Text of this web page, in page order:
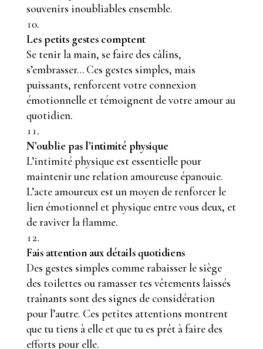
souvenirs inoubliables ensemble.
Les petits gestes comptent
Se tenir la main, se faire des câlins,
s’embrasser… Ces gestes simples, mais
puissants, renforcent votre connexion
émotionnelle et témoignent de votre amour au
quotidien.
N’oublie pas l’intimité physique
L’intimité physique est essentielle pour
maintenir une relation amoureuse épanouie.
L’acte amoureux est un moyen de renforcer le
lien émotionnel et physique entre vous deux, et
de raviver la flamme.
Fais attention aux détails quotidiens
Des gestes simples comme rabaisser le siège
des toilettes ou ramasser tes vêtements laissés
traînants sont des signes de considération
pour l’autre. Ces petites attentions montrent
que tu tiens à elle et que tu es prêt à faire des
efforts pour elle.